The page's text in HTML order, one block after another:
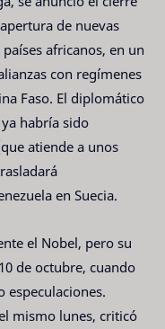
de nuevas
africanos, en un
con regímenes
Faso. El diplomático
habría sido
atiende a unos
en Suecia.
el Nobel, pero su
de octubre, cuando
mismo lunes, criticó